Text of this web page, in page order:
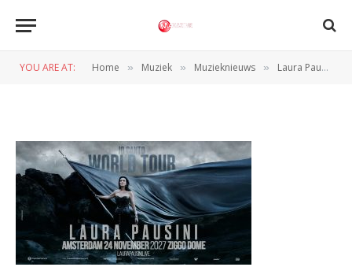
YOU ARE AT: Home » Muziek » Muzieknieuws » Laura Pausini kondigt concert aan in Ziggo Dome